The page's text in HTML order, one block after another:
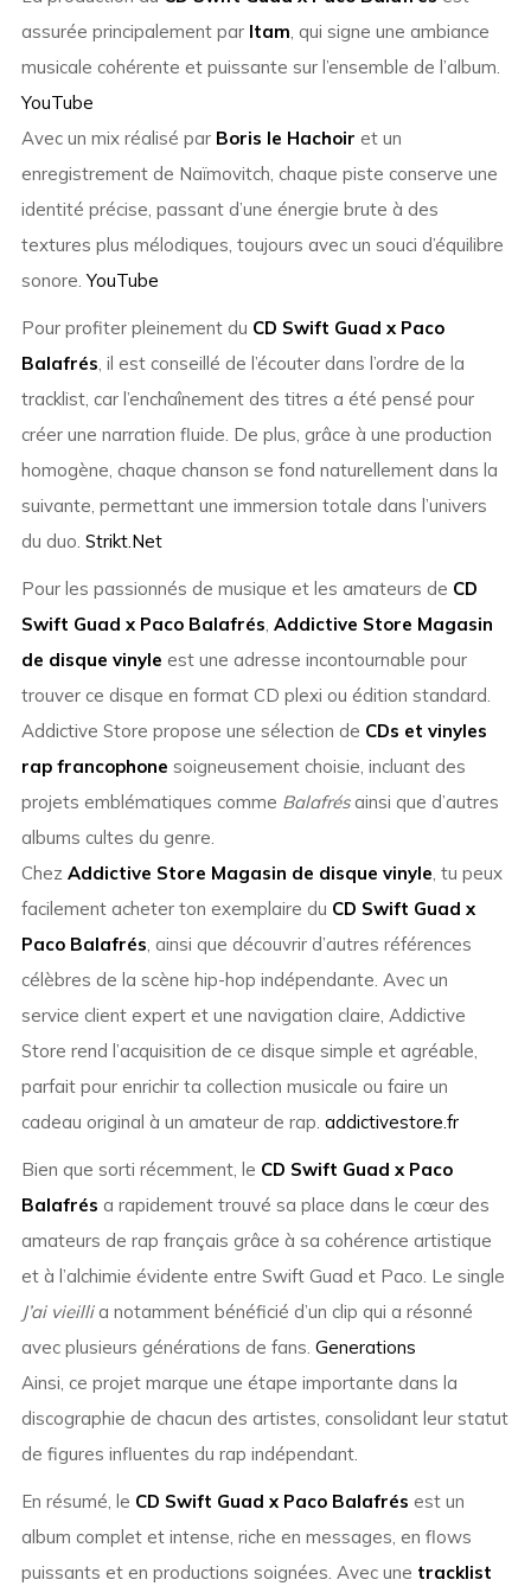
assurée principalement par Itam, qui signe une ambiance
musicale cohérente et puissante sur l’ensemble de l’album.
YouTube
Avec un mix réalisé par Boris le Hachoir et un
enregistrement de Naïmovitch, chaque piste conserve une
identité précise, passant d’une énergie brute à des
textures plus mélodiques, toujours avec un souci d’équilibre
sonore. YouTube
Pour profiter pleinement du CD Swift Guad x Paco
Balafrés, il est conseillé de l’écouter dans l’ordre de la
tracklist, car l’enchaînement des titres a été pensé pour
créer une narration fluide. De plus, grâce à une production
homogène, chaque chanson se fond naturellement dans la
suivante, permettant une immersion totale dans l’univers
du duo. Strikt.Net
Pour les passionnés de musique et les amateurs de CD
Swift Guad x Paco Balafrés, Addictive Store Magasin
de disque vinyle est une adresse incontournable pour
trouver ce disque en format CD plexi ou édition standard.
Addictive Store propose une sélection de CDs et vinyles
rap francophone soigneusement choisie, incluant des
projets emblématiques comme Balafrésainsi que d’autres
albums cultes du genre.
Chez Addictive Store Magasin de disque vinyle, tu peux
facilement acheter ton exemplaire du CD Swift Guad x
Paco Balafrés, ainsi que découvrir d’autres références
célèbres de la scène hip-hop indépendante. Avec un
service client expert et une navigation claire, Addictive
Store rend l’acquisition de ce disque simple et agréable,
parfait pour enrichir ta collection musicale ou faire un
cadeau original à un amateur de rap. addictivestore.fr
Bien que sorti récemment, le CD Swift Guad x Paco
Balafrés a rapidement trouvé sa place dans le cœur des
amateurs de rap français grâce à sa cohérence artistique
et à l’alchimie évidente entre Swift Guad et Paco. Le single
J’ai vieillia notamment bénéficié d’un clip qui a résonné
avec plusieurs générations de fans. Generations
Ainsi, ce projet marque une étape importante dans la
discographie de chacun des artistes, consolidant leur statut
de figures influentes du rap indépendant.
En résumé, le CD Swift Guad x Paco Balafrés est un
album complet et intense, riche en messages, en flows
puissants et en productions soignées. Avec une tracklist